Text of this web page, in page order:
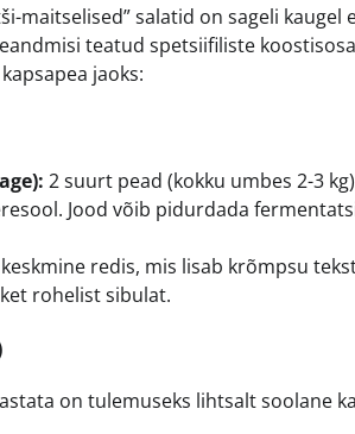
maitselised” salatid on sageli
teatud spetsiifiliste
jaoks:
2 suurt pead (kokku umbes 2-3
Jood võib pidurdada
redis, mis lisab krõmpsu
rohelist sibulat.
on tulemuseks lihtsalt soolane